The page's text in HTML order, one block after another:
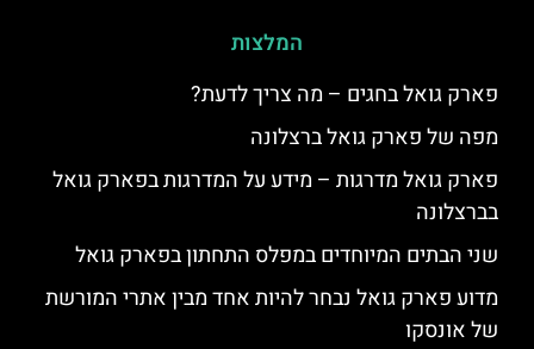
המלצות
פארק גואל בחגים – מה צריך לדעת?
מפה של פארק גואל ברצלונה
פארק גואל מדרגות – מידע על המדרגות בפארק גואל
בברצלונה
שני הבתים המיוחדים במפלס התחתון בפארק גואל
מדוע פארק גואל נבחר להיות אחד מבין אתרי המורשת
של אונסקו